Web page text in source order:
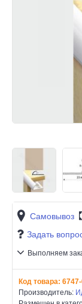
Самовывоз
Задать
Выполняем
Код товара:
Производитель: